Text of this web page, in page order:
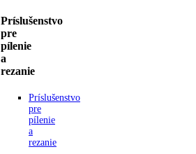
Príslušenstvo
pre
pílenie
a
rezanie
Príslušenstvo
pre
pílenie
a
rezanie